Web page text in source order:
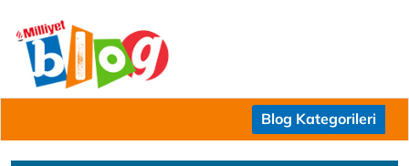
Blog Kategorileri